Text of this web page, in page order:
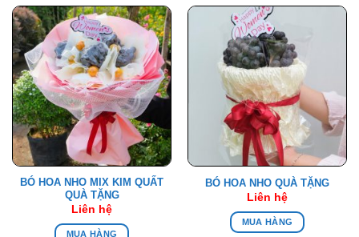
BÓ HOA NHO MIX KIM QUẤT
QUÀ TẶNG
Liên hệ
MUA HÀNG
BÓ HOA NHO QUÀ TẶNG
Liên hệ
MUA HÀNG